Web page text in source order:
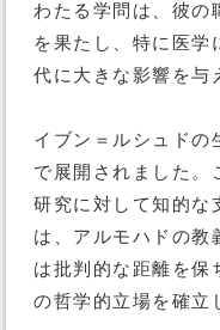
わたる学問は、彼の
を果たし、特に医学
代に大きな影響を与
イブン＝ルシュドの
で展開されました。
研究に対して知的な
は、アルモハドの教
は批判的な距離を保
の哲学的立場を確立